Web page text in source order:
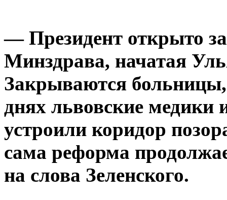
— Президент открыто
Минздрава, начатая
Закрываются
днях львовские медики
устроили коридор
сама реформа
на слова Зеленского.